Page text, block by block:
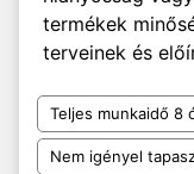
termékek
terveinek és
Teljes munkaidő 8
Nem igényel